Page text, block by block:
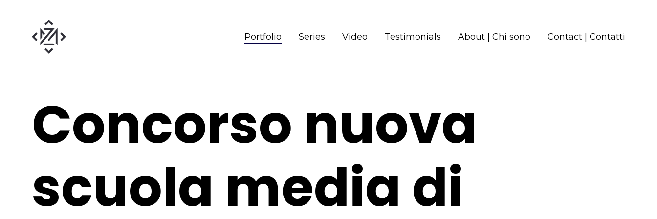
Portfolio Series Video Testimonials About | Chi sono Contact | Contatti
Concorso nuova
scuola media di